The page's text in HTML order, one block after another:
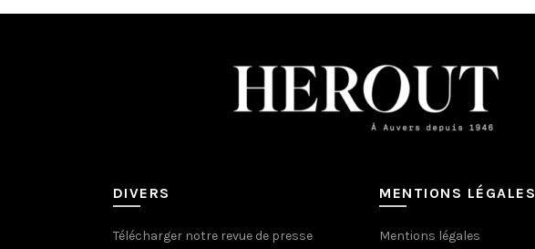
DIVERS
Télécharger notre revue de presse
MENTIONS LÉGALES
Mentions légales